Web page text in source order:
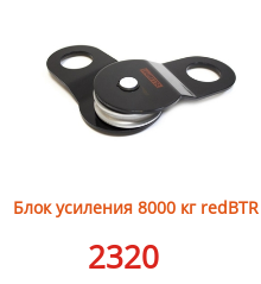
Блок усиления 8000 кг redBTR
2320